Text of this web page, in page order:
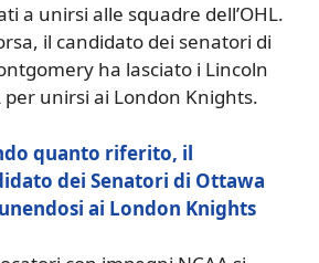
a unirsi alle squadre dell’OHL.
il candidato dei senatori di
ha lasciato i Lincoln
per unirsi ai London Knights.
quanto riferito, il
dei Senatori di Ottawa
unendosi ai London Knights